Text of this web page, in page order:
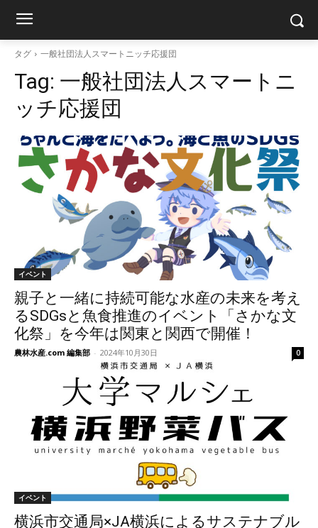
タグ 一般社団法人スマートニッチ応援団
Tag: 一般社団法人スマートニ
ッチ応援団
イベント
親子と一緒に持続可能な水産の未来を考え
るSDGsと魚食推進のイベント「さかな文
化祭」を今年は関東と関西で開催！
農林水産.com 編集部 - 2024年10月30日 0
イベント
横浜市交通局×JA横浜によるサステナブル